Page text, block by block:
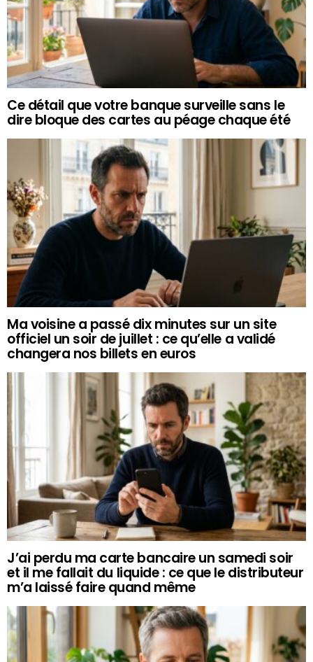
Ce détail que votre banque surveille sans le
dire bloque des cartes au péage chaque été
Ma voisine a passé dix minutes sur un site
officiel un soir de juillet : ce qu’elle a validé
changera nos billets en euros
J’ai perdu ma carte bancaire un samedi soir
et il me fallait du liquide : ce que le distributeur
m’a laissé faire quand même